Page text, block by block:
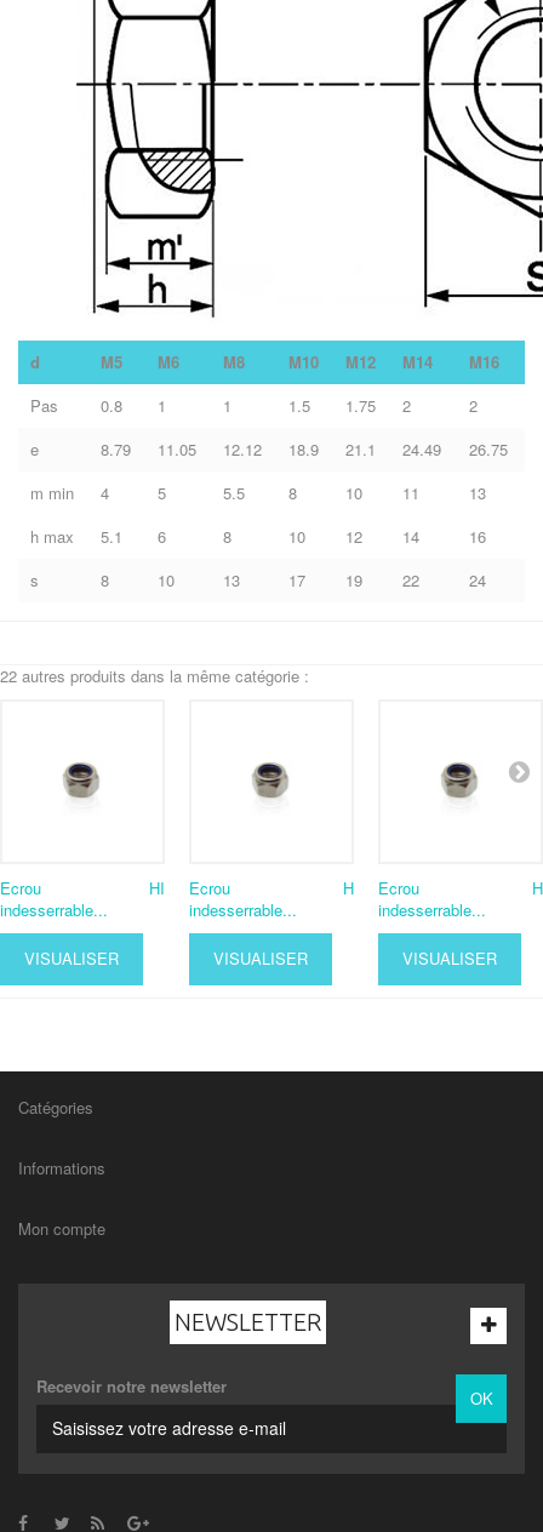
d M5 M6 M8 M10 M12 M14
M16
Pas
0.8 1 1 1.5 1.75 2
2
e
8.79 11.05 12.12 18.9 21.1 24.49
26.75
m min
4 5 5.5 8 10 11
13
h max
5.1 6 8 10 12 14
16
s
8 10 13 17 19 22 24
22 autres produits dans la même catégorie :
Ecrou HI
indesserrable...
VISUALISER
Ecrou H
indesserrable...
VISUALISER
Ecrou H
indesserrable...
VISUALISER
Catégories
Informations
Mon compte
NEWSLETTER
Recevoir notre newsletter
OK